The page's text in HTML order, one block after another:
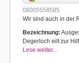
08005558585
Wir sind auch in der
Bezeichnung:
Degerloch eilt zur
Lese weiter...